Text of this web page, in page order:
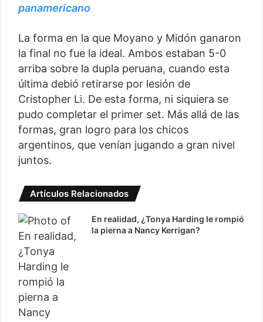
panamericano
La forma en la que Moyano y Midón ganaron
la final no fue la ideal. Ambos estaban 5-0
arriba sobre la dupla peruana, cuando esta
última debió retirarse por lesión de
Cristopher Li. De esta forma, ni siquiera se
pudo completar el primer set. Más allá de las
formas, gran logro para los chicos
argentinos, que venían jugando a gran nivel
juntos.
Artículos Relacionados
En realidad, ¿Tonya Harding le rompió
la pierna a Nancy Kerrigan?